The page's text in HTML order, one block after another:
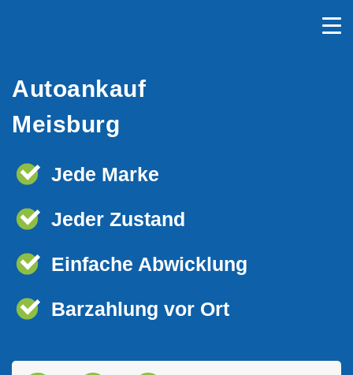
Autoankauf
Meisburg
Jede Marke
Jeder Zustand
Einfache Abwicklung
Barzahlung vor Ort